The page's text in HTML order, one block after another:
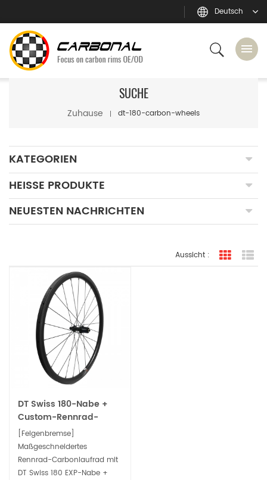
Deutsch
SUCHE
Zuhause dt-180-carbon-wheels
KATEGORIEN
HEISSE PRODUKTE
NEUESTEN NACHRICHTEN
Aussicht :
DT Swiss 180-Nabe +
Custom-Rennrad-
Carbonlaufräder mit
Sapim CX-Ray-
Speichen
[Felgenbremse]
Maßgeschneidertes
Rennrad-Carbonlaufrad mit
DT Swiss 180 EXP-Nabe +